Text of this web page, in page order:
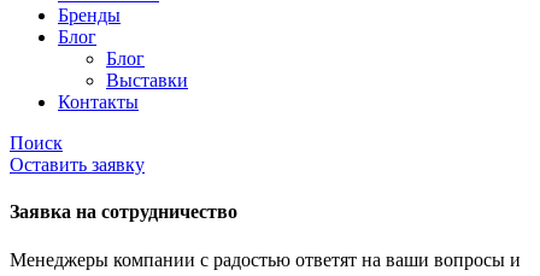
Бренды
Блог
Блог
Выставки
Контакты
Поиск
Оставить заявку
Заявка на сотрудничество
Менеджеры компании с радостью ответят на ваши вопросы и